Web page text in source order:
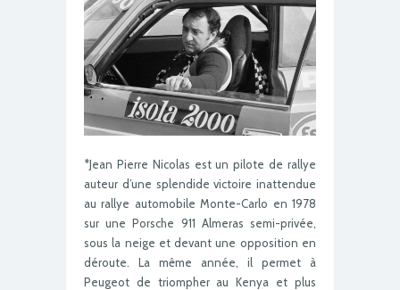
*Jean Pierre Nicolas est un pilote de rallye
auteur d’une splendide victoire inattendue
au rallye automobile Monte-Carlo en 1978
sur une Porsche 911 Almeras semi-privée,
sous la neige et devant une opposition en
déroute. La même année, il permet à
Peugeot de triompher au Kenya et plus